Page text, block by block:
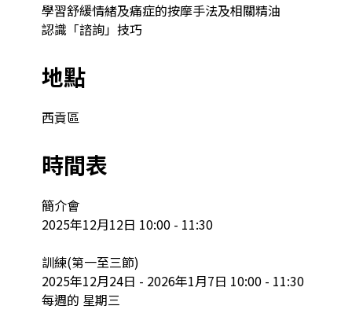
學習舒緩情緒及痛症的按摩手法及相關精油
認識「諮詢」技巧
地點
西貢區
時間表
簡介會
2025年12月12日 10:00 - 11:30
訓練(第一至三節)
2025年12月24日 - 2026年1月7日 10:00 - 11:30
每週的 星期三